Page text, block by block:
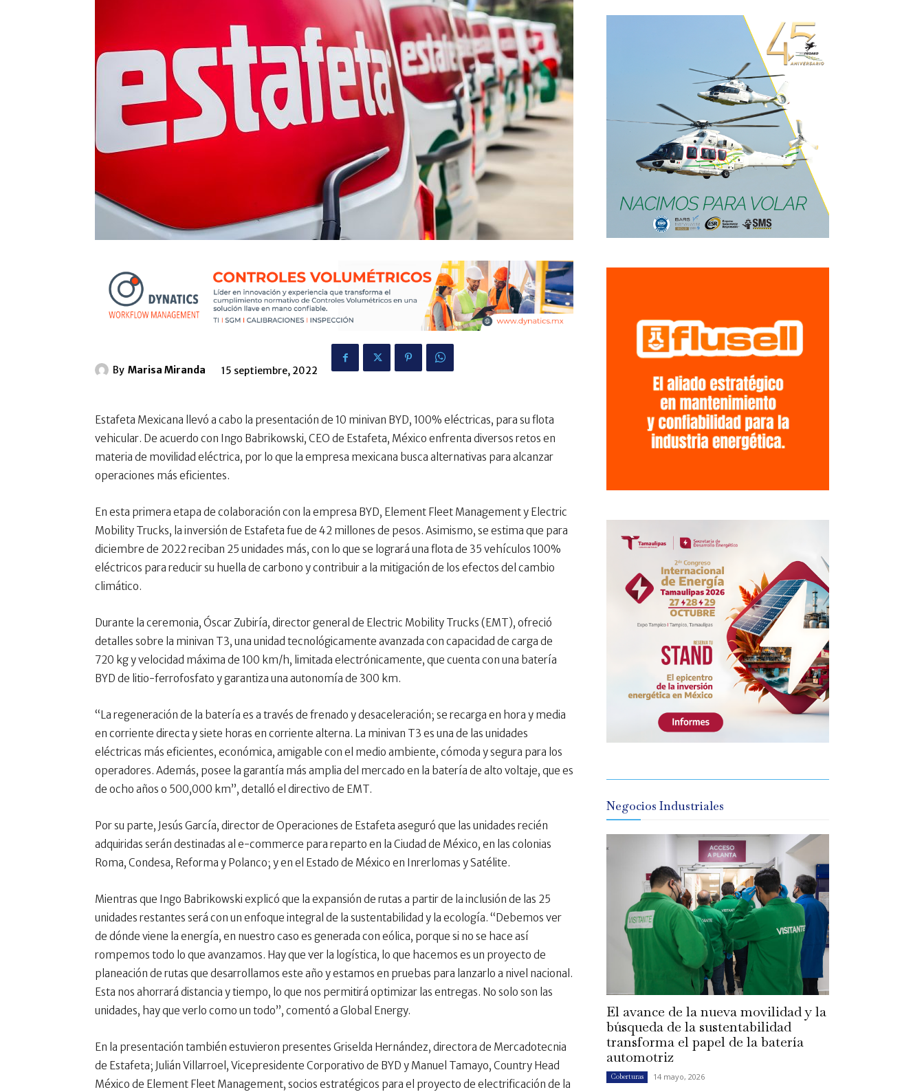
By Marisa Miranda 15 septiembre, 2022
Estafeta Mexicana llevó a cabo la presentación de 10 minivan BYD, 100% eléctricas, para su flota
vehicular. De acuerdo con Ingo Babrikowski, CEO de Estafeta, México enfrenta diversos retos en
materia de movilidad eléctrica, por lo que la empresa mexicana busca alternativas para alcanzar
operaciones más eficientes.
En esta primera etapa de colaboración con la empresa BYD, Element Fleet Management y Electric
Mobility Trucks, la inversión de Estafeta fue de 42 millones de pesos. Asimismo, se estima que para
diciembre de 2022 reciban 25 unidades más, con lo que se logrará una flota de 35 vehículos 100%
eléctricos para reducir su huella de carbono y contribuir a la mitigación de los efectos del cambio
climático.
Durante la ceremonia, Óscar Zubiría, director general de Electric Mobility Trucks (EMT), ofreció
detalles sobre la minivan T3, una unidad tecnológicamente avanzada con capacidad de carga de
720 kg y velocidad máxima de 100 km/h, limitada electrónicamente, que cuenta con una batería
BYD de litio-ferrofosfato y garantiza una autonomía de 300 km.
“La regeneración de la batería es a través de frenado y desaceleración; se recarga en hora y media
en corriente directa y siete horas en corriente alterna. La minivan T3 es una de las unidades
eléctricas más eficientes, económica, amigable con el medio ambiente, cómoda y segura para los
operadores. Además, posee la garantía más amplia del mercado en la batería de alto voltaje, que es
de ocho años o 500,000 km”, detalló el directivo de EMT.
Por su parte, Jesús García, director de Operaciones de Estafeta aseguró que las unidades recién
adquiridas serán destinadas al e-commerce para reparto en la Ciudad de México, en las colonias
Roma, Condesa, Reforma y Polanco; y en el Estado de México en Inrerlomas y Satélite.
Mientras que Ingo Babrikowski explicó que la expansión de rutas a partir de la inclusión de las 25
unidades restantes será con un enfoque integral de la sustentabilidad y la ecología. “Debemos ver
de dónde viene la energía, en nuestro caso es generada con eólica, porque si no se hace así
rompemos todo lo que avanzamos. Hay que ver la logística, lo que hacemos es un proyecto de
planeación de rutas que desarrollamos este año y estamos en pruebas para lanzarlo a nivel nacional.
Esta nos ahorrará distancia y tiempo, lo que nos permitirá optimizar las entregas. No solo son las
unidades, hay que verlo como un todo”, comentó a Global Energy.
En la presentación también estuvieron presentes Griselda Hernández, directora de Mercadotecnia
de Estafeta; Julián Villarroel, Vicepresidente Corporativo de BYD y Manuel Tamayo, Country Head
México de Element Fleet Management, socios estratégicos para el proyecto de electrificación de la
Negocios Industriales
El avance de la nueva movilidad y la
búsqueda de la sustentabilidad
transforma el papel de la batería
automotriz
Coberturas 14 mayo, 2026